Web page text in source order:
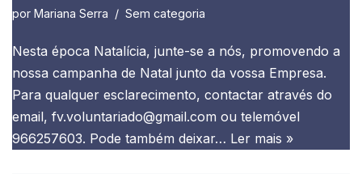
por Mariana Serra Sem categoria
Nesta época Natalícia, junte-se a nós, promovendo a
nossa campanha de Natal junto da vossa Empresa.
Para qualquer esclarecimento, contactar através do
email, fv.voluntariado@gmail.com ou telemóvel
966257603. Pode também deixar… Ler mais »